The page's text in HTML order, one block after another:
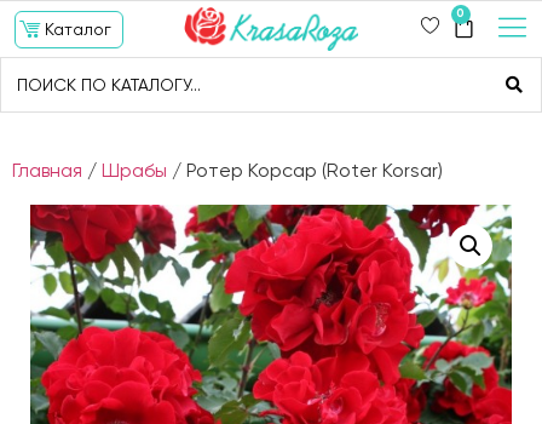
Каталог
0
Главная / Шрабы / Ротер Корсар (Roter Korsar)